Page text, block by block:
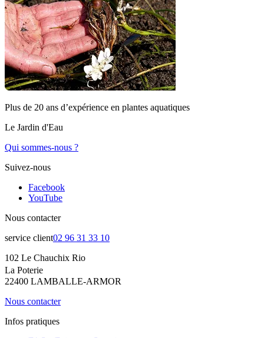
Plus de 20 ans d’expérience en plantes aquatiques
Le Jardin d'Eau
Qui sommes-nous ?
Suivez-nous
Facebook
YouTube
Nous contacter
service client02 96 31 33 10
102 Le Chauchix Rio
La Poterie
22400 LAMBALLE-ARMOR
Nous contacter
Infos pratiques